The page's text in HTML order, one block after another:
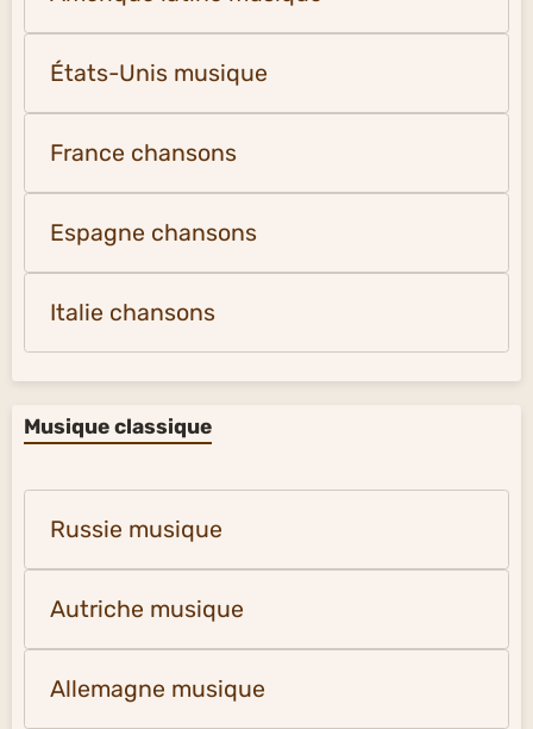
États-Unis musique
France chansons
Espagne chansons
Italie chansons
Musique classique
Russie musique
Autriche musique
Allemagne musique